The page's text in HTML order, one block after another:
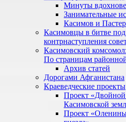
Минуты
Занимательные
Касимов и
Касимовцы в битве
контрнаступления
Касимовский
По страницам
Архив статей
Дорогами Афганистана
Краеведческие проекты
Проект
Касимовской
Проект